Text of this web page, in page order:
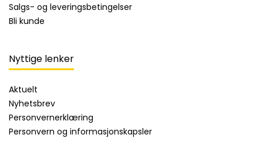
Salgs- og leveringsbetingelser
Bli kunde
Nyttige lenker
Aktuelt
Nyhetsbrev
Personvernerklæring
Personvern og informasjonskapsler